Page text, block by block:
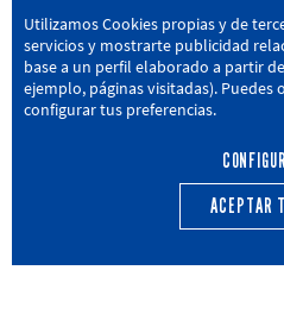
SD AMOREBIETA
San Miguel Kalea, 16, 48340
946 604 751 |
CANTERA
Utilizamos Cookies propias y de
servicios y mostrarte publicidad
base a un perfil elaborado a partir
ejemplo, páginas visitadas).
configurar tus preferencias.
ACEPTAR